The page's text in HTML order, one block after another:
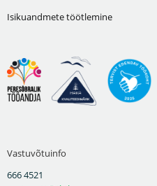
Isikuandmete töötlemine
Vastuvõtuinfo
666 4521